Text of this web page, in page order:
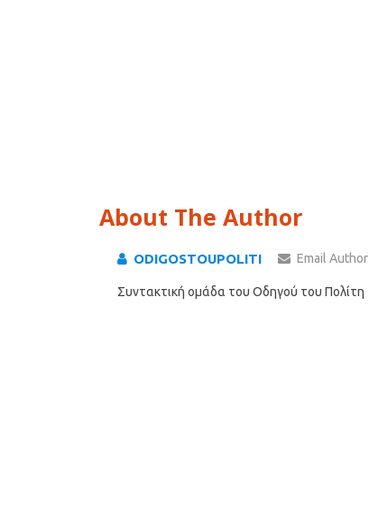
About The Author
ODIGOSTOUPOLITI Email Author
Συντακτική ομάδα του Οδηγού του Πολίτη